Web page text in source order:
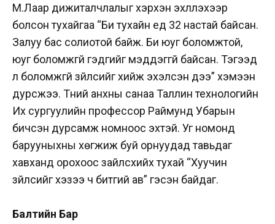
М.Лаар дижиталчлалыг хэрхэн эхлүүлэхээр
болсон тухайгаа “Би тухайн үед 32 настай байсан.
Залуу бас солиотой байж. Би юуг боломжтой,
юуг боломжгүй гэдгийг мэддэггүй байсан. Тэгээд
л боломжгүй зүйлсийг хийж эхэлсэн дээ” хэмээн
дурсжээ. Түүний анхны санаа Таллин технологийн
Их сургуулийн профессор Раймунд Убарын
бичсэн дурсамж номноос эхтэй. Уг номонд
барууныхны хөгжиж буй орнуудад тавьдаг
хавханд орохоос зайлсхийх тухай “Хуучин
зүйлсийг хэзээ ч битгий ав” гэсэн байдаг.
Балтийн Бар